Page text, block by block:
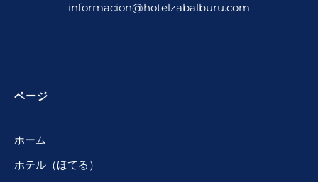
informacion@hotelzabalburu.com
ページ
ホーム
ホテル（ほてる）